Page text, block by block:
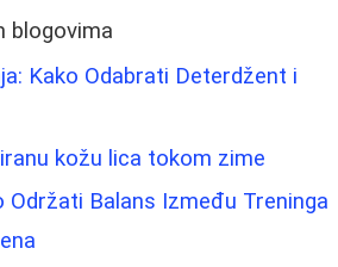
blogovima
Kako Odabrati Deterdžent i
kožu lica tokom zime
Održati Balans Između Treninga